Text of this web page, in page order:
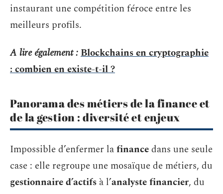
instaurant une compétition féroce entre les
meilleurs profils.
A lire également :Blockchains en cryptographie
: combien en existe-t-il ?
Panorama des métiers de la finance et
de la gestion : diversité et enjeux
Impossible d’enfermer lafinancedans une seule
case : elle regroupe une mosaïque de métiers, du
gestionnaire d’actifs à l’analyste financier, du